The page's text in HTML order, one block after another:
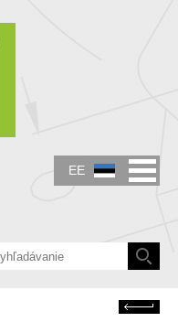
Tagasi
EE